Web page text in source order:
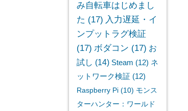
み自転車はじめまし
た (17) 入力遅延・イ
ンプットラグ検証
(17) ボダコン (17) お
試し (14) Steam (12) ネ
ットワーク検証 (12)
Raspberry Pi(10) モンス
ターハンター：ワールド